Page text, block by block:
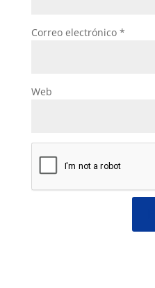
Correo electrónico *
Web